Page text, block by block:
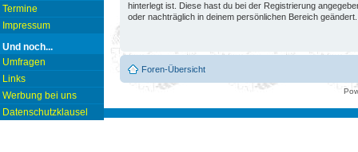
Termine
Impressum
Und noch...
Umfragen
Links
Werbung bei uns
Datenschutzklausel
hinterlegt ist. Diese hast du bei der Registrierung
oder nachträglich in deinem persönlichen Bereich geändert.
Foren-Übersicht